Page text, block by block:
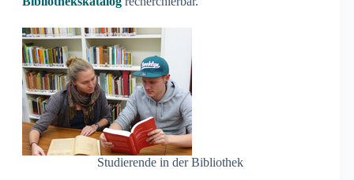
Studierende in der Bibliothek